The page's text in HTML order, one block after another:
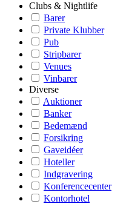
Clubs & Nightlife
Barer
Private Klubber
Pub
Stripbarer
Venues
Vinbarer
Diverse
Auktioner
Banker
Bedemænd
Forsikring
Gaveidéer
Hoteller
Indgravering
Konferencecenter
Kontorhotel